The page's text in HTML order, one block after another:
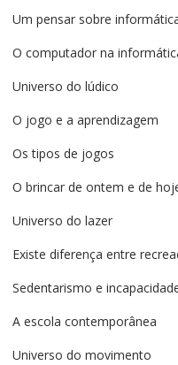
Um pensar sobre
O computador na
Universo do lúdico
O jogo e a aprendizagem
Os tipos de jogos
O brincar de ontem e de
Universo do lazer
Existe diferença entre
Sedentarismo e
A escola contemporânea
Universo do movimento